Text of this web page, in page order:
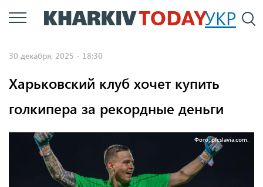
Перейти
к
УКР
30 декабря, 2025 - 18:30
Харьковский клуб хочет купить
голкипера за рекордные деньги
Фото: pfcslavia.com.